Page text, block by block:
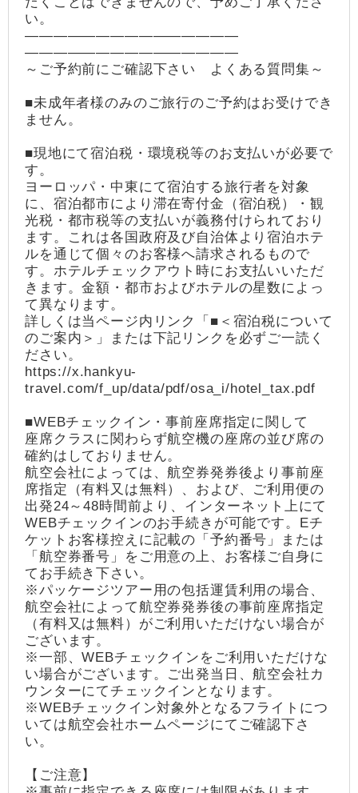
い。
―――――――――――――――
―――――――――――――――
～ご予約前にご確認下さい よくある質問集～
■未成年者様のみのご旅行のご予約はお受けでき
ません。
■現地にて宿泊税・環境税等のお支払いが必要で
す。
ヨーロッパ・中東にて宿泊する旅行者を対象
に、宿泊都市により滞在寄付金（宿泊税）・観
光税・都市税等の支払いが義務付けられており
ます。これは各国政府及び自治体より宿泊ホテ
ルを通じて個々のお客様へ請求されるもので
す。ホテルチェックアウト時にお支払いいただ
きます。金額・都市およびホテルの星数によっ
て異なります。
詳しくは当ページ内リンク「■＜宿泊税について
のご案内＞」または下記リンクを必ずご一読く
ださい。
https://x.hankyu-
travel.com/f_up/data/pdf/osa_i/hotel_tax.pdf
■WEBチェックイン・事前座席指定に関して
座席クラスに関わらず航空機の座席の並び席の
確約はしておりません。
航空会社によっては、航空券発券後より事前座
席指定（有料又は無料）、および、ご利用便の
出発24～48時間前より、インターネット上にて
WEBチェックインのお手続きが可能です。Eチ
ケットお客様控えに記載の「予約番号」または
「航空券番号」をご用意の上、お客様ご自身に
てお手続き下さい。
※パッケージツアー用の包括運賃利用の場合、
航空会社によって航空券発券後の事前座席指定
（有料又は無料）がご利用いただけない場合が
ございます。
※一部、WEBチェックインをご利用いただけな
い場合がございます。ご出発当日、航空会社カ
ウンターにてチェックインとなります。
※WEBチェックイン対象外となるフライトにつ
いては航空会社ホームページにてご確認下さ
い。
【ご注意】